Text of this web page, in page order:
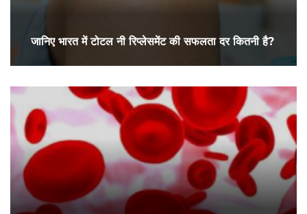
जानिए भारत में टोटल नी रिप्लेसमेंट की सफलता दर कितनी है?